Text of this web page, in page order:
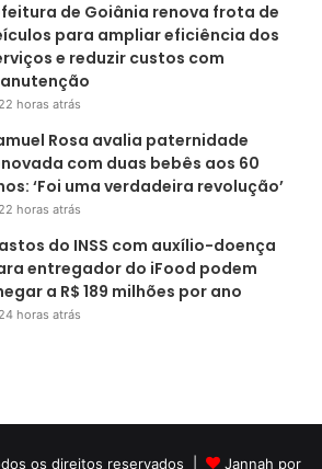
de Goiânia renova frota de
para ampliar eficiência dos
e reduzir custos com
22 horas atrás
Rosa avalia paternidade
com duas bebês aos 60
‘Foi uma verdadeira revolução’
22 horas atrás
do INSS com auxílio-doença
entregador do iFood podem
a R$ 189 milhões por ano
24 horas atrás
os direitos reservados | Jannah por